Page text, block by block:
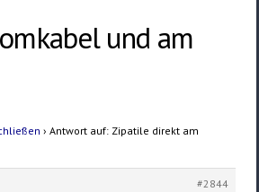
und am
› Antwort auf: Zipatile direkt am
#2844